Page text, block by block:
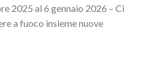
2025 al 6 gennaio 2026 – Ci
a fuoco insieme nuove